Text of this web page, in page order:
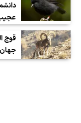
قوچ
جهان